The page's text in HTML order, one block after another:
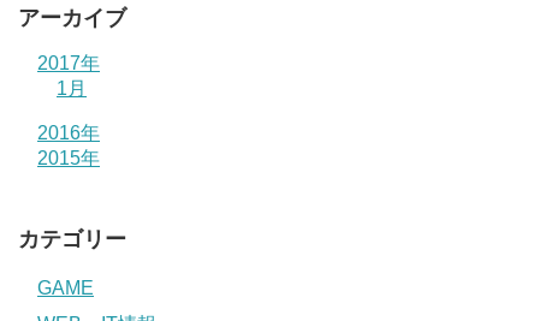
アーカイブ
2017年
1月
2016年
2015年
カテゴリー
GAME